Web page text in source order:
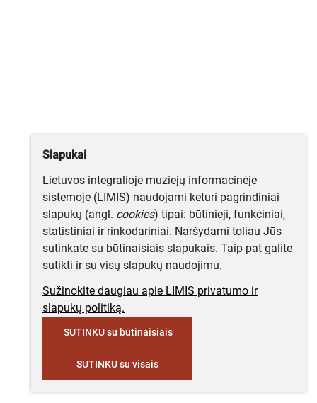
Slapukai
Lietuvos integralioje muziejų informacinėje
sistemoje (LIMIS) naudojami keturi pagrindiniai
slapukų (angl. cookies) tipai: būtinieji, funkciniai,
statistiniai ir rinkodariniai. Naršydami toliau Jūs
sutinkate su būtinaisiais slapukais. Taip pat galite
sutikti ir su visų slapukų naudojimu.
Sužinokite daugiau apie LIMIS privatumo ir
slapukų politiką.
SUTINKU su būtinaisiais
SUTINKU su visais